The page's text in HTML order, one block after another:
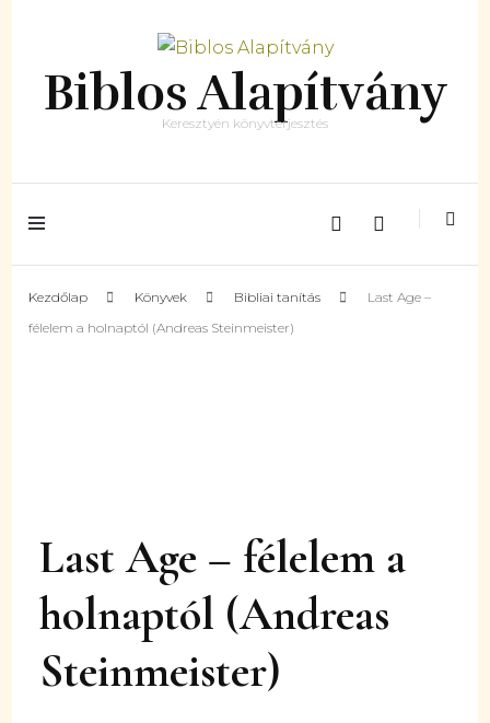
Biblos Alapítvány
Keresztyén könyvterjesztés
Kezdőlap Könyvek Bibliai tanítás
Last Age –
félelem a holnaptól (Andreas Steinmeister)
Last Age – félelem a
holnaptól (Andreas
Steinmeister)